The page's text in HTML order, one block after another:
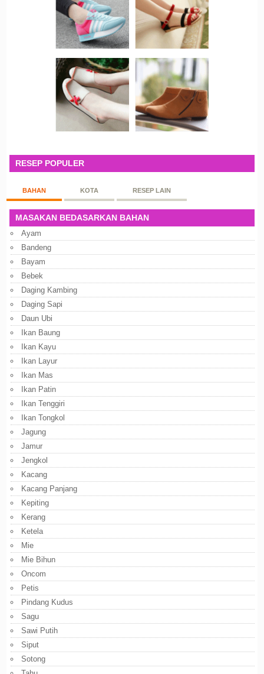
RESEP POPULER
BAHAN KOTA RESEP LAIN
MASAKAN BEDASARKAN BAHAN
Ayam
Bandeng
Bayam
Bebek
Daging Kambing
Daging Sapi
Daun Ubi
Ikan Baung
Ikan Kayu
Ikan Layur
Ikan Mas
Ikan Patin
Ikan Tenggiri
Ikan Tongkol
Jagung
Jamur
Jengkol
Kacang
Kacang Panjang
Kepiting
Kerang
Ketela
Mie
Mie Bihun
Oncom
Petis
Pindang Kudus
Sagu
Sawi Putih
Siput
Sotong